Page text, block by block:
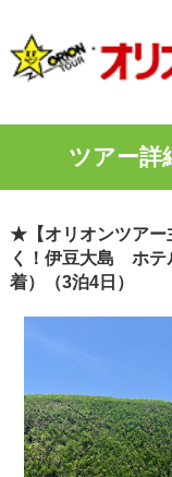
ツアー詳
★【オリオンツアー
く！伊豆大島 ホテ
着）（3泊4日）